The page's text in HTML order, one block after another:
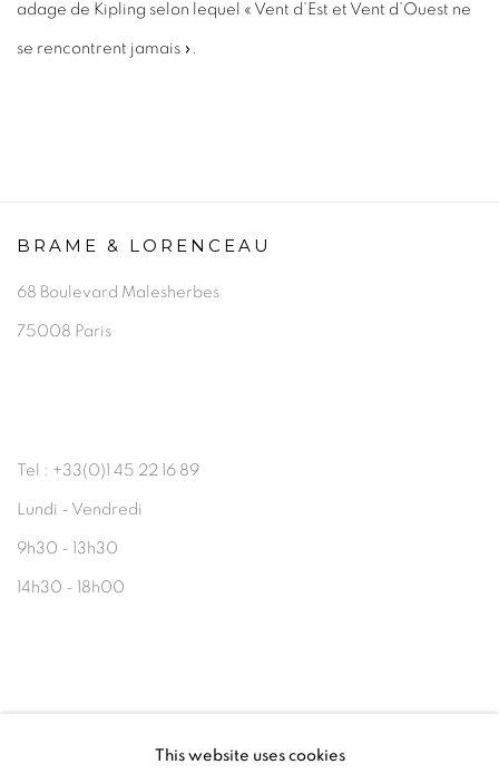
adage de Kipling selon lequel « Vent d’Est et Vent d’Ouest ne
se rencontrent jamais ».
BRAME & LORENCEAU
68 Boulevard Malesherbes
75008 Paris
Tel : +33(0)1 45 22 16 89
Lundi - Vendredi
9h30 - 13h30
14h30 - 18h00
This website uses cookies